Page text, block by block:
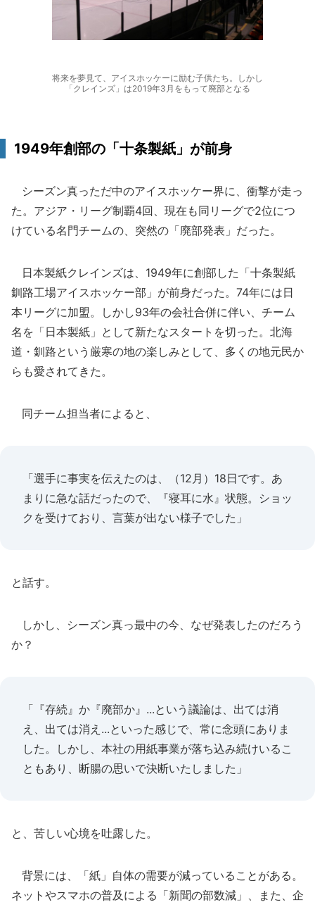
将来を夢見て、アイスホッケーに励む子供たち。しかし
「クレインズ」は2019年3月をもって廃部となる
1949年創部の「十条製紙」が前身
シーズン真っただ中のアイスホッケー界に、衝撃が走っ
た。アジア・リーグ制覇4回、現在も同リーグで2位につ
けている名門チームの、突然の「廃部発表」だった。
日本製紙クレインズは、1949年に創部した「十条製紙
釧路工場アイスホッケー部」が前身だった。74年には日
本リーグに加盟。しかし93年の会社合併に伴い、チーム
名を「日本製紙」として新たなスタートを切った。北海
道・釧路という厳寒の地の楽しみとして、多くの地元民か
らも愛されてきた。
同チーム担当者によると、
「選手に事実を伝えたのは、（12月）18日です。あ
まりに急な話だったので、『寝耳に水』状態。ショッ
クを受けており、言葉が出ない様子でした」
と話す。
しかし、シーズン真っ最中の今、なぜ発表したのだろう
か？
「『存続』か『廃部か』...という議論は、出ては消
え、出ては消え...といった感じで、常に念頭にありま
した。しかし、本社の用紙事業が落ち込み続けいるこ
ともあり、断腸の思いで決断いたしました」
と、苦しい心境を吐露した。
背景には、「紙」自体の需要が減っていることがある。
ネットやスマホの普及による「新聞の部数減」、また、企